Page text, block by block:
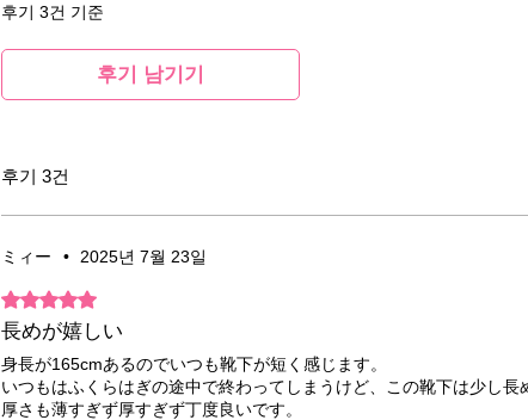
후기 3건 기준
후기 남기기
후기 3건
ミィー • 2025년 7월 23일
별점 5점 중 5점을 주었습니다.
長めが嬉しい
身長が165cmあるのでいつも靴下が短く感じます。
いつもはふくらはぎの途中で終わってしまうけど、この靴下は少し長
厚さも薄すぎず厚すぎず丁度良いです。